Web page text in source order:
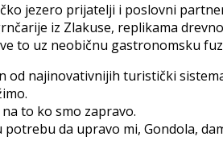
jezero prijatelji i poslovni
iz Zlakuse, replikama
to uz neobičnu gastronomsku
od najinovativnijih turistički
to ko smo zapravo.
potrebu da upravo mi, Gondola,